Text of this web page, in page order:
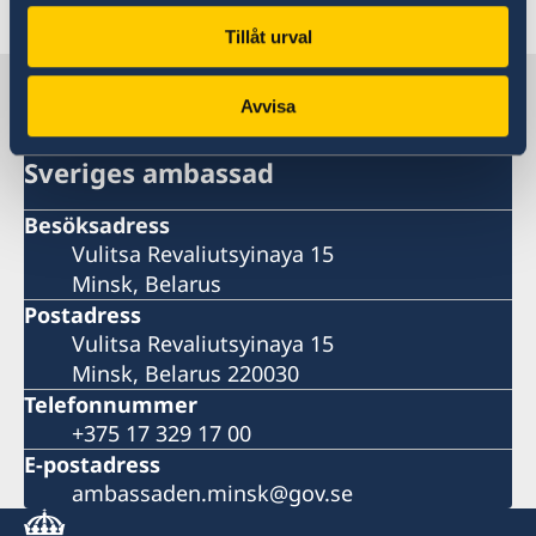
Tillåt urval
Avvisa
Sverige i Belarus
Sveriges ambassad
Besöksadress
Vulitsa Revaliutsyinaya 15
Minsk, Belarus
Postadress
Vulitsa Revaliutsyinaya 15
Minsk, Belarus 220030
Telefonnummer
+375 17 329 17 00
E-postadress
ambassaden.minsk@gov.se